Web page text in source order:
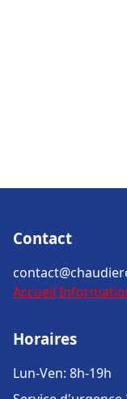
Contact
Accueil
Horaires
Lun-Ven: 8h-19h